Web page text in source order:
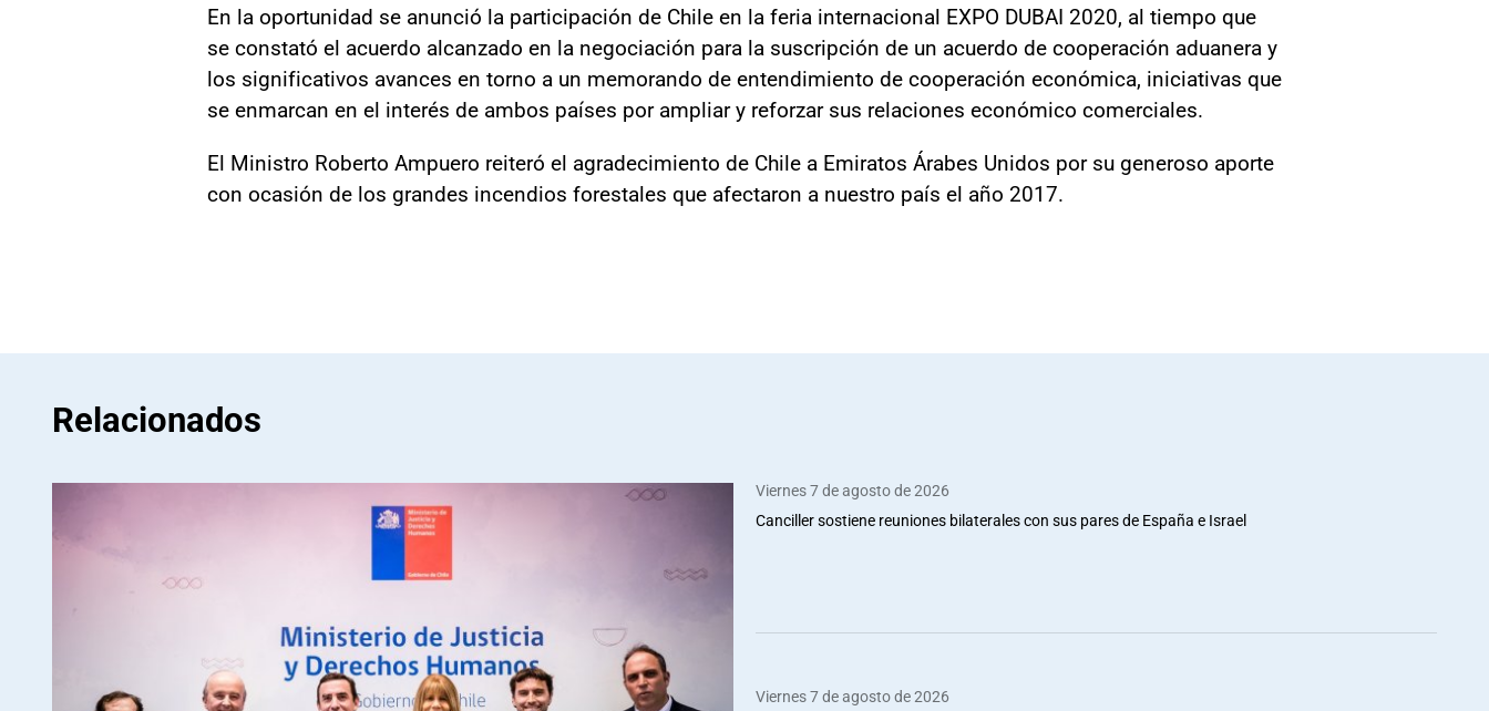
En la oportunidad se anunció la participación de Chile en la feria internacional EXPO DUBAI 2020, al tiempo que
se constató el acuerdo alcanzado en la negociación para la suscripción de un acuerdo de cooperación aduanera y
los significativos avances en torno a un memorando de entendimiento de cooperación económica, iniciativas que
se enmarcan en el interés de ambos países por ampliar y reforzar sus relaciones económico comerciales.
El Ministro Roberto Ampuero reiteró el agradecimiento de Chile a Emiratos Árabes Unidos por su generoso aporte
con ocasión de los grandes incendios forestales que afectaron a nuestro país el año 2017.
Relacionados
Viernes 7 de agosto de 2026
Canciller sostiene reuniones bilaterales con sus pares de España e Israel
Viernes 7 de agosto de 2026